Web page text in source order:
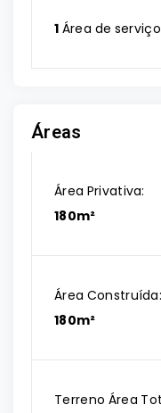
1 Área de serviço
Áreas
Área Privativa:
180m²
Área Construída:
180m²
Terreno Área